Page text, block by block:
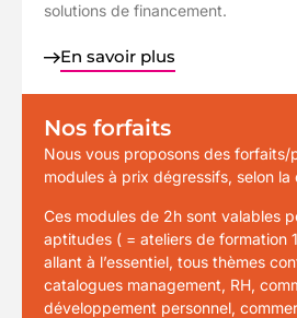
solutions de financement.
En savoir plus
Nos forfaits
Nous vous proposons des forfaits/
modules à prix dégressifs, selon
Ces modules de 2h sont valables
aptitudes ( = ateliers de formation
allant à l’essentiel, tous thèmes
catalogues management, RH,
développement personnel,